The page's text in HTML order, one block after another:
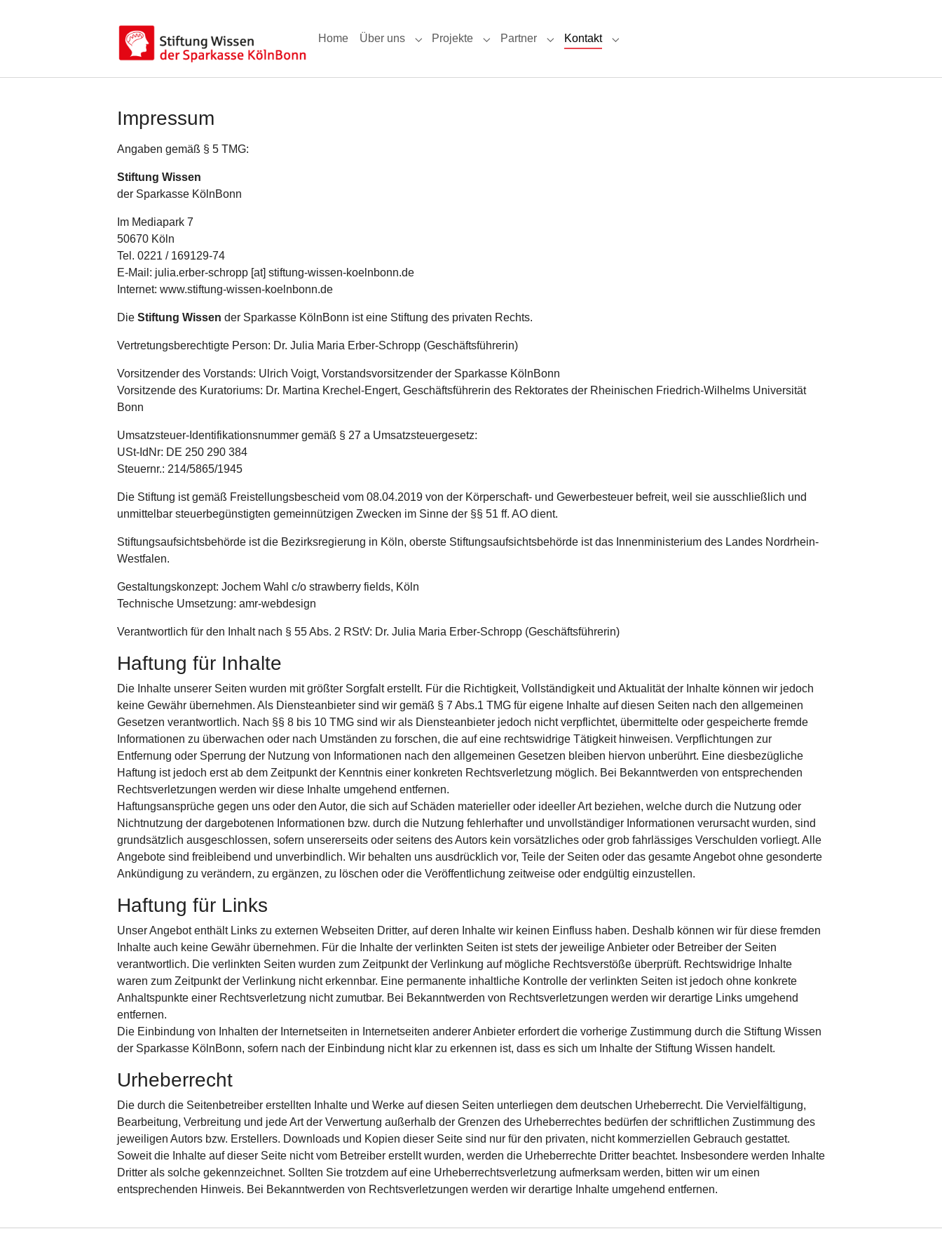
Home Über uns
Submenu for "Über uns"
Projekte
Submenu for "Projekte"
Partner
Submenu for "Partner"
Kontakt
Submenu for "Kontakt"
Impressum
Angaben gemäß § 5 TMG:
Stiftung Wissen
der Sparkasse KölnBonn
Im Mediapark 7
50670 Köln
Tel. 0221 / 169129-74
E-Mail: julia.erber-schropp [at] stiftung-wissen-koelnbonn.de
Internet: www.stiftung-wissen-koelnbonn.de
Die Stiftung Wissen der Sparkasse KölnBonn ist eine Stiftung des privaten Rechts.
Vertretungsberechtigte Person: Dr. Julia Maria Erber-Schropp (Geschäftsführerin)
Vorsitzender des Vorstands: Ulrich Voigt, Vorstandsvorsitzender der Sparkasse KölnBonn
Vorsitzende des Kuratoriums: Dr. Martina Krechel-Engert, Geschäftsführerin des Rektorates der Rheinischen Friedrich-Wilhelms Universität
Bonn
Umsatzsteuer-Identifikationsnummer gemäß § 27 a Umsatzsteuergesetz:
USt-IdNr: DE 250 290 384
Steuernr.: 214/5865/1945
Die Stiftung ist gemäß Freistellungsbescheid vom 08.04.2019 von der Körperschaft- und Gewerbesteuer befreit, weil sie ausschließlich und
unmittelbar steuerbegünstigten gemeinnützigen Zwecken im Sinne der §§ 51 ff. AO dient.
Stiftungsaufsichtsbehörde ist die Bezirksregierung in Köln, oberste Stiftungsaufsichts­behörde ist das Innenministerium des Landes Nordrhein-
Westfalen.
Gestaltungskonzept: Jochem Wahl c/o strawberry fields, Köln
Technische Umsetzung: amr-webdesign
Verantwortlich für den Inhalt nach § 55 Abs. 2 RStV: Dr. Julia Maria Erber-Schropp (Geschäftsführerin)
Haftung für Inhalte
Die Inhalte unserer Seiten wurden mit größter Sorgfalt erstellt. Für die Richtigkeit, Voll­ständigkeit und Aktualität der Inhalte können wir jedoch
keine Gewähr übernehmen. Als Diensteanbieter sind wir gemäß § 7 Abs.1 TMG für eigene Inhalte auf diesen Seiten nach den allgemeinen
Gesetzen verantwortlich. Nach §§ 8 bis 10 TMG sind wir als Diensteanbieter jedoch nicht verpflichtet, übermittelte oder gespeicherte fremde
Informa­tionen zu überwachen oder nach Umständen zu forschen, die auf eine rechts­widrige Tätigkeit hinweisen. Verpflichtungen zur
Entfernung oder Sperrung der Nutzung von Informationen nach den allgemeinen Gesetzen bleiben hiervon unberührt. Eine diesbe­zügliche
Haftung ist jedoch erst ab dem Zeitpunkt der Kenntnis einer konkreten Rechts­verletzung möglich. Bei Bekanntwerden von entsprechenden
Rechtsverletzungen werden wir diese Inhalte umgehend entfernen.
Haftungsansprüche gegen uns oder den Autor, die sich auf Schäden materieller oder ideeller Art beziehen, welche durch die Nutzung oder
Nichtnutzung der dargebotenen Informationen bzw. durch die Nutzung fehlerhafter und unvollständiger Informationen verursacht wurden, sind
grundsätzlich ausgeschlossen, sofern unsererseits oder seitens des Autors kein vorsätzliches oder grob fahrlässiges Verschulden vorliegt. Alle
Angebote sind freibleibend und unverbindlich. Wir behalten uns ausdrücklich vor, Teile der Seiten oder das gesamte Angebot ohne gesonderte
Ankündigung zu verändern, zu ergänzen, zu löschen oder die Veröffentlichung zeitweise oder endgültig einzustellen.
Haftung für Links
Unser Angebot enthält Links zu externen Webseiten Dritter, auf deren Inhalte wir keinen Einfluss haben. Deshalb können wir für diese fremden
Inhalte auch keine Gewähr übernehmen. Für die Inhalte der verlinkten Seiten ist stets der jeweilige Anbieter oder Betreiber der Seiten
verantwortlich. Die verlinkten Seiten wurden zum Zeitpunkt der Verlinkung auf mögliche Rechtsverstöße überprüft. Rechtswidrige Inhalte
waren zum Zeitpunkt der Verlinkung nicht erkennbar. Eine permanente inhaltliche Kontrolle der verlinkten Seiten ist jedoch ohne konkrete
Anhaltspunkte einer Rechtsverletzung nicht zumutbar. Bei Bekanntwerden von Rechtsverletzungen werden wir derartige Links umgehend
entfernen.
Die Einbindung von Inhalten der Internetseiten in Internetseiten anderer Anbieter erfordert die vorherige Zustimmung durch die Stiftung Wissen
der Sparkasse KölnBonn, sofern nach der Einbindung nicht klar zu erkennen ist, dass es sich um Inhalte der Stiftung Wissen handelt.
Urheberrecht
Die durch die Seitenbetreiber erstellten Inhalte und Werke auf diesen Seiten unterliegen dem deutschen Urheberrecht. Die Vervielfältigung,
Bearbeitung, Verbreitung und jede Art der Verwertung außerhalb der Grenzen des Urheberrechtes bedürfen der schrift­lichen Zustimmung des
jeweiligen Autors bzw. Erstellers. Downloads und Kopien dieser Seite sind nur für den privaten, nicht kommerziellen Gebrauch gestattet.
Soweit die Inhalte auf dieser Seite nicht vom Betreiber erstellt wurden, werden die Urheberrechte Dritter beachtet. Insbesondere werden Inhalte
Dritter als solche gekennzeichnet. Sollten Sie trotzdem auf eine Urheberrechts­verletzung aufmerksam werden, bitten wir um einen
entsprechenden Hinweis. Bei Bekanntwerden von Rechtsverletzungen werden wir derartige Inhalte umgehend entfernen.